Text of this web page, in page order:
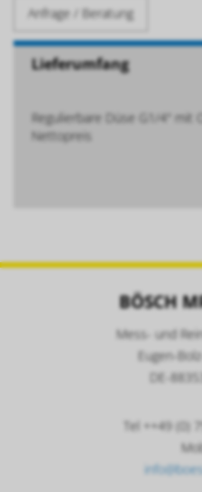
Anfrage / Beratung
Lieferumfang
Regulierbare Düse G1/4" mit
Nettopreis
BÖSCH
Mess- und
Eugen-
DE-
Tel ++49 (0)